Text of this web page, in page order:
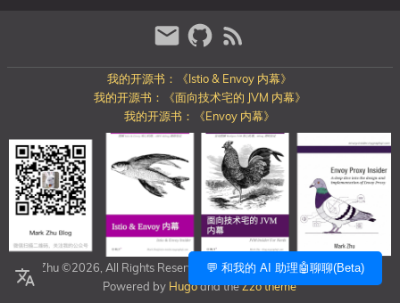
💬 和我的 AI 助理🤖聊聊(Beta)
我的开源书：《Istio & Envoy 内幕》
我的开源书：《面向技术宅的 JVM 内幕》
我的开源书：《Envoy 内幕》
Mark Zhu ©2026, All Rights Reserved https://blog.mygraphql.com/
Powered by Hugoand theZzo theme